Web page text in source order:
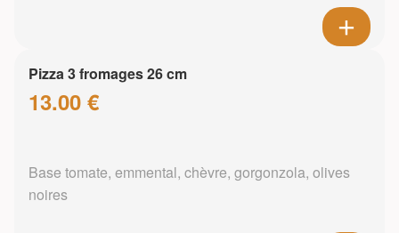
Pizza 3 fromages 26 cm
13.00 €
Base tomate, emmental, chèvre, gorgonzola, olives
noires